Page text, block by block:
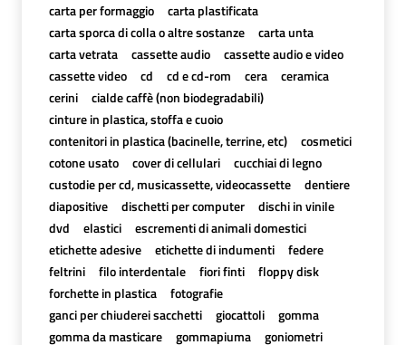
carta per formaggio
carta plastificata
carta sporca di colla o altre sostanze
carta unta
carta vetrata
cassette audio
cassette audio e video
cassette video
cd cd e cd-rom cera
ceramica
cerini
cialde caffè (non biodegradabili)
cinture in plastica, stoffa e cuoio
contenitori in plastica (bacinelle, terrine, etc)
cosmetici
cotone usato
cover di cellulari
cucchiai di legno
custodie per cd, musicassette, videocassette
dentiere
diapositive
dischetti per computer
dischi in vinile
dvd
elastici
escrementi di animali domestici
etichette adesive
etichette di indumenti
federe
feltrini
filo interdentale fiori finti
floppy disk
forchette in plastica
fotografie
ganci per chiuderei sacchetti
giocattoli
gomma
gomma da masticare
gommapiuma
goniometri